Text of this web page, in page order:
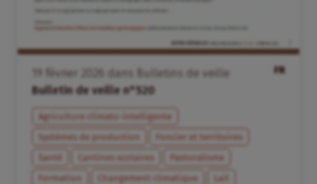
FR
février dans
Bulletins de veille
Bulletin de veille n°520
Agriculture climato-intelligente
Systèmes de production
Foncier et territoires
Santé
Cantines scolaires
Pastoralisme
Formation
Changement climatique
Lait